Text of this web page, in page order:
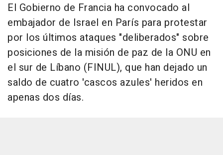
El Gobierno de Francia ha convocado al
embajador de Israel en París para protestar
por los últimos ataques "deliberados" sobre
posiciones de la misión de paz de la ONU en
el sur de Líbano (FINUL), que han dejado un
saldo de cuatro 'cascos azules' heridos en
apenas dos días.